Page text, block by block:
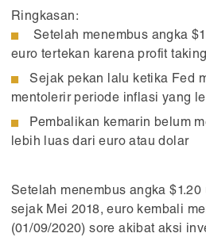
Ringkasan:
Setelah menembus angka
euro tertekan karena profit
Sejak pekan lalu ketika Fed
mentolerir periode inflasi yang
Pembalikan kemarin belum
lebih luas dari euro atau dolar
Setelah menembus angka
sejak Mei 2018, euro kembali
(01/09/2020) sore akibat aksi